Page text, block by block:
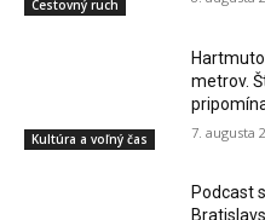
Cestovný ruch
Kultúra a voľný čas
metrov.
7. augusta
Podcast